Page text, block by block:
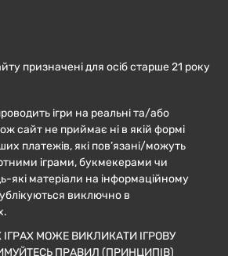
призначені для осіб старше 21 року
ігри на реальні та/або
сайт не приймає ні в якій формі
платежів, які пов’язані/можуть
іграми, букмекерами чи
які матеріали на інформаційному
виключно в
МОЖЕ ВИКЛИКАТИ ІГРОВУ
ПРАВИЛ (ПРИНЦИПІВ)